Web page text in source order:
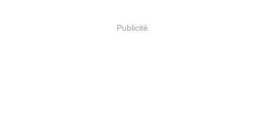
Publicité